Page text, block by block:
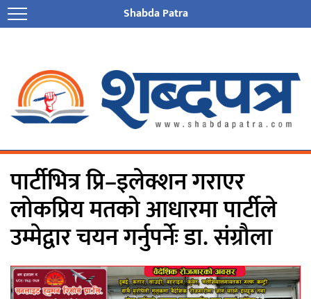
Shabda Patra
पार्टीभित्र प्रि–इलेक्शन गराएर
लोकप्रिय मतको आधारमा पार्टीले
उम्मेद्वार चयन गर्नुपर्नेः डा. संग्रौला